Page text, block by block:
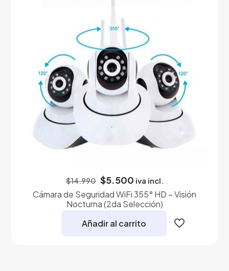
$14.990 El
precio
original
era:
$14.990.
$5.500El
precio
actual
es:
$5.500.
iva incl.
Cámara de Seguridad WiFi 355° HD – Visión
Nocturna (2da Selección)
Añadir al carrito